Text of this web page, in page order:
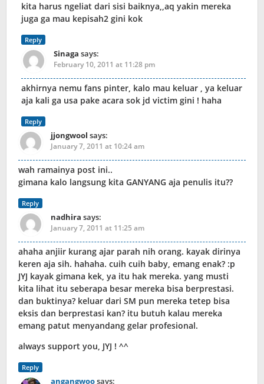
kita harus ngeliat dari sisi baiknya,,aq yakin mereka
juga ga mau kepisah2 gini kok
Reply
Sinaga says:
February 10, 2011 at 11:28 pm
akhirnya nemu fans pinter, kalo mau keluar , ya keluar
aja kali ga usa pake acara sok jd victim gini ! haha
Reply
jjongwool says:
January 7, 2011 at 10:24 am
wah ramainya post ini..
gimana kalo langsung kita GANYANG aja penulis itu??
Reply
nadhira says:
January 7, 2011 at 11:25 am
ahaha anjiir kurang ajar parah nih orang. kayak dirinya
keren aja sih. hahaha. cuih cuih baby, emang enak? :p
JYJ kayak gimana kek, ya itu hak mereka. yang musti
kita lihat itu seberapa besar mereka bisa berprestasi.
dan buktinya? keluar dari SM pun mereka tetep bisa
eksis dan berprestasi kan? itu butuh kalau mereka
emang patut menyandang gelar profesional.
always support you, JYJ ! ^^
Reply
angangwoosays: